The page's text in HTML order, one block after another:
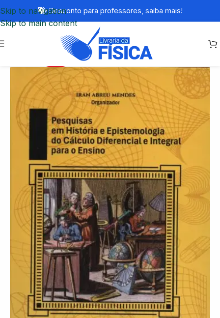
Skip to navigation
Skip to main content
Desconto para professores, saiba mais!